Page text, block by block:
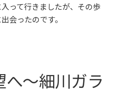
って行きましたが、その歩
会ったのです。
～細川ガラ